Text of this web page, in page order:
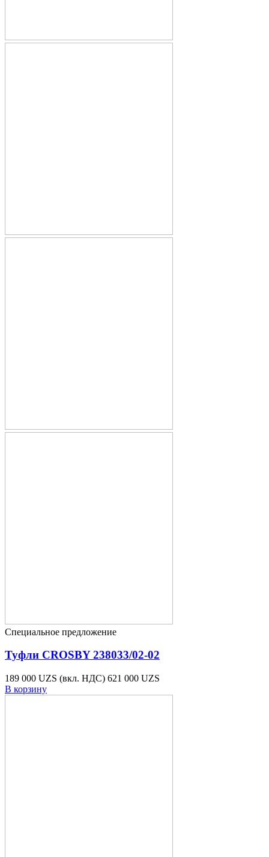
Специальное предложение
Туфли CROSBY 238033/02-02
189 000 UZS (вкл. НДС) 621 000 UZS
В корзину